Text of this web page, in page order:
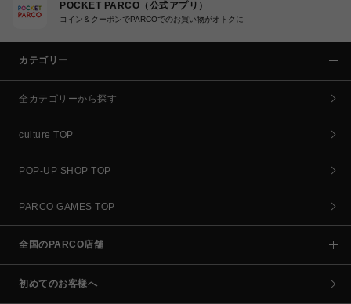
POCKET PARCO（公式アプリ）
コイン＆クーポンでPARCOでのお買い物がオトクに
カテゴリー
全カテゴリーから探す
culture TOP
POP-UP SHOP TOP
PARCO GAMES TOP
全国のPARCO店舗
初めてのお客様へ